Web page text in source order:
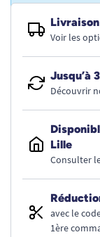
Voir les
Jusqu’à
Découvrir
Lille
Consulter
avec le
1ère